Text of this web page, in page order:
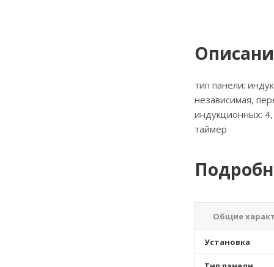
тип панели:
независимая,
индукционных: 4,
таймер
Общие
Установка